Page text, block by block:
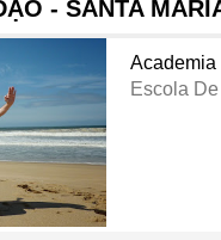
- SANTA
Academia
Escola